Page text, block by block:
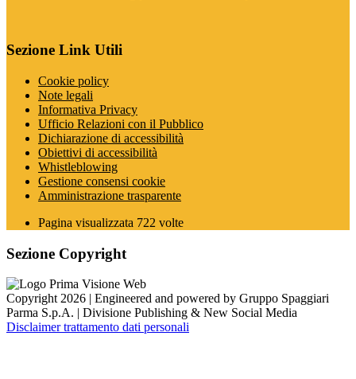
Sezione Link Utili
Cookie policy
Note legali
Informativa Privacy
Ufficio Relazioni con il Pubblico
Dichiarazione di accessibilità
Obiettivi di accessibilità
Whistleblowing
Gestione consensi cookie
Amministrazione trasparente
Pagina visualizzata 722 volte
Sezione Copyright
Copyright 2026 | Engineered and powered by Gruppo Spaggiari
Parma S.p.A. | Divisione Publishing & New Social Media
Disclaimer trattamento dati personali